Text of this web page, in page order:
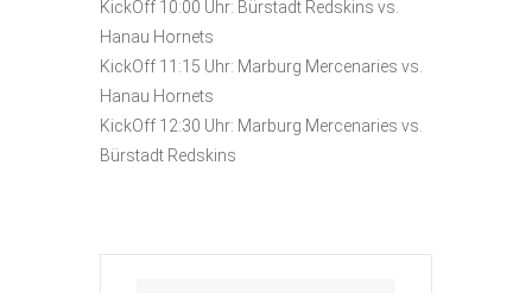
KickOff 10:00 Uhr: Bürstadt Redskins vs.
Hanau Hornets
KickOff 11:15 Uhr: Marburg Mercenaries vs.
Hanau Hornets
KickOff 12:30 Uhr: Marburg Mercenaries vs.
Bürstadt Redskins